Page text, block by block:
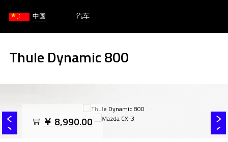
中国 汽车
Thule Dynamic 800
￥ 8,990.00